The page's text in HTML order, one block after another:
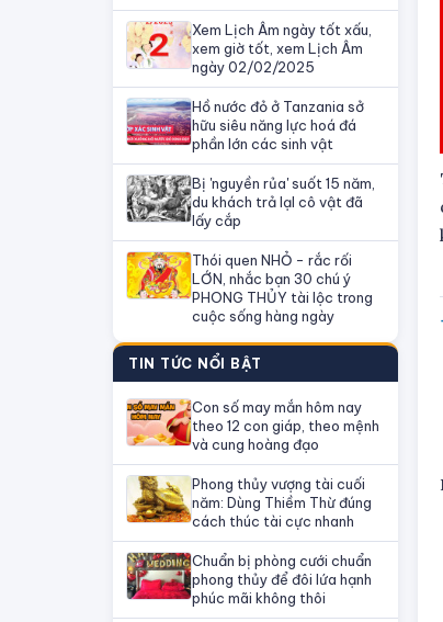
Xem Lịch Âm ngày tốt xấu,
xem giờ tốt, xem Lịch Âm
ngày 02/02/2025
Hồ nước đỏ ở Tanzania sở
hữu siêu năng lực hoá đá
phần lớn các sinh vật
Bị 'nguyền rủa' suốt 15 năm,
du khách trả lạI cô vật đã
lấy cắp
Thói quen NHỎ - rắc rối
LỚN, nhắc bạn 30 chú ý
PHONG THỦY tài lộc trong
cuộc sống hàng ngày
TIN TỨC NỔI BẬT
Con số may mắn hôm nay
theo 12 con giáp, theo mệnh
và cung hoàng đạo
Phong thủy vượng tài cuối
năm: Dùng Thiềm Thừ đúng
cách thúc tài cực nhanh
Chuẩn bị phòng cưới chuẩn
phong thủy để đôi lứa hạnh
phúc mãi không thôi